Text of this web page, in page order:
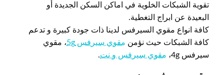
تقوية الشبكات الخلوية في اماكن السكن الجديدة أو
البعيدة عن ابراج التغطية.
كافة انواع مقوي السيرفس لدينا ذات جودة كبيرة و تدعم
كافة الشبكات حيث نؤمن مقوي سيرفس 5g
، مقوي
سيرفس 4g،
مقوي سيرفس و نت.